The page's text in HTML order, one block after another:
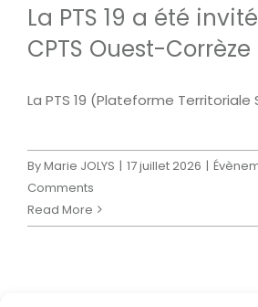
La PTS 19 a été
CPTS Ouest-Corrèze
La PTS 19 (Plateforme Territoriale
ByMarie JOLYS | 17 juillet 2026 |
Comments
Read More